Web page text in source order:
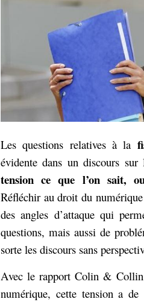
Les questions relatives à la
évidente dans un discours
tension ce que l’on sait,
Réfléchir au droit du
des angles d’attaque qui
questions, mais aussi de
sorte les discours sans
Avec le rapport Colin &
numérique, cette tension a